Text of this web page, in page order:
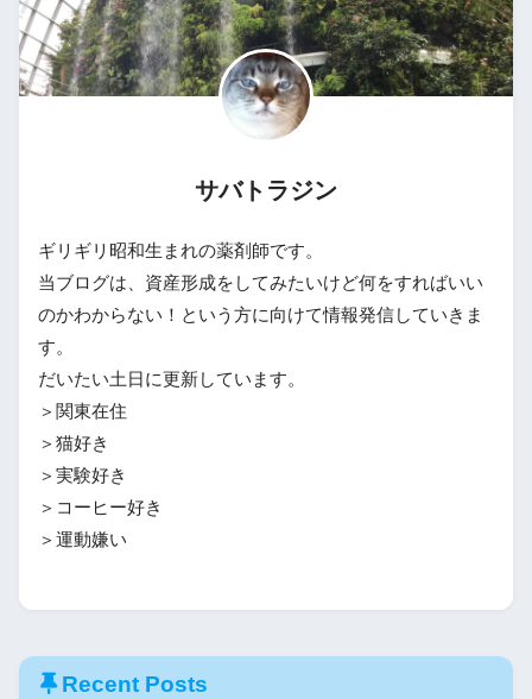
サバトラジン
ギリギリ昭和生まれの薬剤師です。
当ブログは、資産形成をしてみたいけど何をすればいい
のかわからない！という方に向けて情報発信していきま
す。
だいたい土日に更新しています。
＞関東在住
＞猫好き
＞実験好き
＞コーヒー好き
＞運動嫌い
Recent Posts